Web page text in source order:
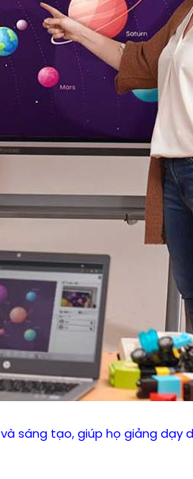
sáng tạo, giúp họ giảng dạy